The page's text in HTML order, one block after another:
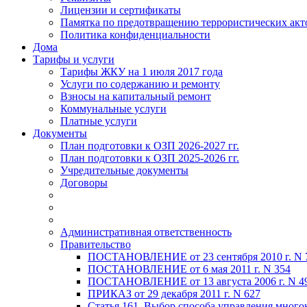
Лицензии и сертификаты
Памятка по предотвращению террористических
Политика конфиденциальности
Дома
Тарифы и услуги
Тарифы ЖКУ на 1 июля 2017 года
Услуги по содержанию и ремонту
Взносы на капитальный ремонт
Коммунальные услуги
Платные услуги
Документы
План подготовки к ОЗП 2026-2027 гг.
План подготовки к ОЗП 2025-2026 гг.
Учредительные документы
Договоры
Административная ответственность
Правительство
ПОСТАНОВЛЕНИЕ от 23 сентября 2010 г. N
ПОСТАНОВЛЕНИЕ от 6 мая 2011 г. N 354
ПОСТАНОВЛЕНИЕ от 13 августа 2006 г. N
ПРИКАЗ от 29 декабря 2011 г. N 627